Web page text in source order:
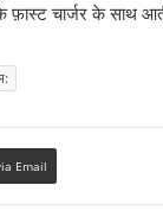
चार्जर के साथ
Email